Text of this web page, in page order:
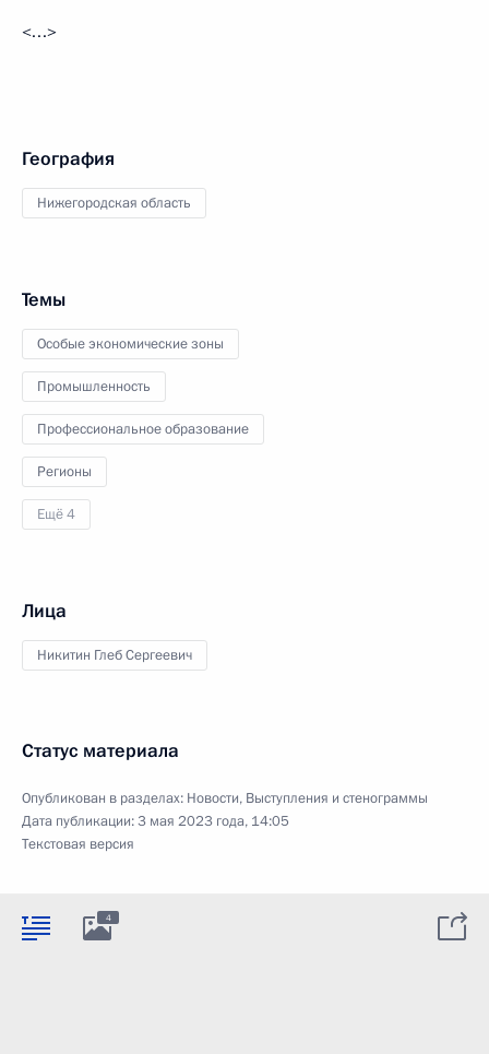
<…>
География
Нижегородская область
Темы
Особые экономические зоны
Промышленность
Профессиональное образование
Регионы
Ещё 4
Лица
Никитин Глеб Сергеевич
Статус материала
Опубликован в разделах: Новости, Выступления и стенограммы
Дата публикации:3 мая 2023 года, 14:05
Текстовая версия
4